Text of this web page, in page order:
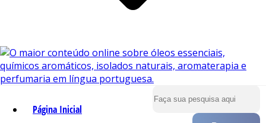
Página Inicial